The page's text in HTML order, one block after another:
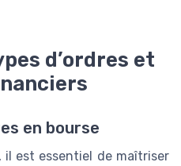
d’ordres et
en bourse
est essentiel de maîtriser